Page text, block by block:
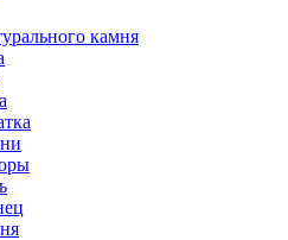
камня